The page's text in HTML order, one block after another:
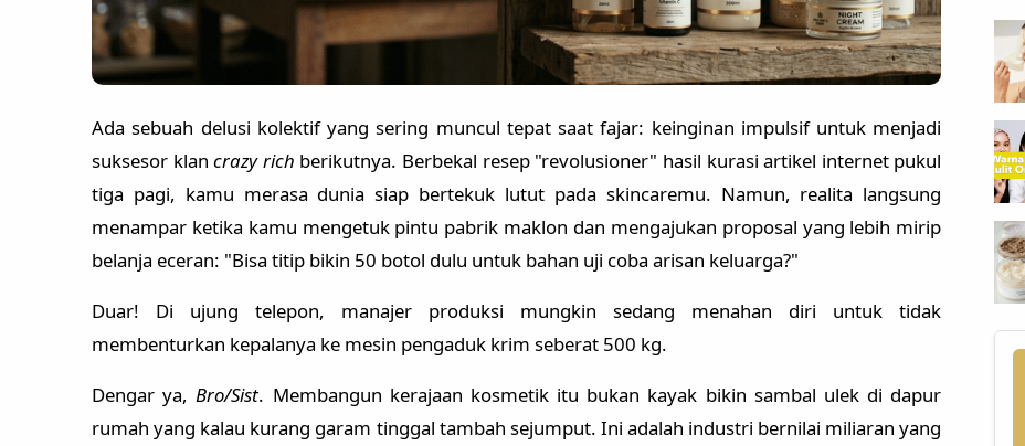
Ada sebuah delusi kolektif yang sering muncul tepat saat fajar: keinginan impulsif untuk menjadi
suksesor klancrazy rich berikutnya. Berbekal resep "revolusioner" hasil kurasi artikel internet pukul
tiga pagi, kamu merasa dunia siap bertekuk lutut pada skincaremu. Namun, realita langsung
menampar ketika kamu mengetuk pintu pabrik maklon dan mengajukan proposal yang lebih mirip
belanja eceran: "Bisa titip bikin 50 botol dulu untuk bahan uji coba arisan keluarga?"
Duar! Di ujung telepon, manajer produksi mungkin sedang menahan diri untuk tidak
membenturkan kepalanya ke mesin pengaduk krim seberat 500 kg.
Dengar ya,Bro/Sist. Membangun kerajaan kosmetik itu bukan kayak bikin sambal ulek di dapur
rumah yang kalau kurang garam tinggal tambah sejumput. Ini adalah industri bernilai miliaran yang